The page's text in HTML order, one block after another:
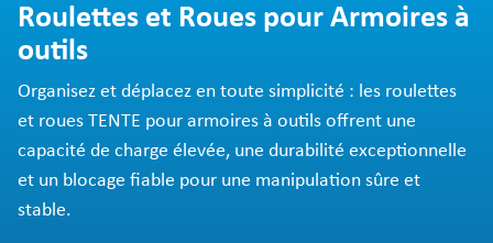
Roulettes et Roues pour Armoires à
outils
Organisez et déplacez en toute simplicité : les roulettes
et roues TENTE pour armoires à outils offrent une
capacité de charge élevée, une durabilité exceptionnelle
et un blocage fiable pour une manipulation sûre et
stable.